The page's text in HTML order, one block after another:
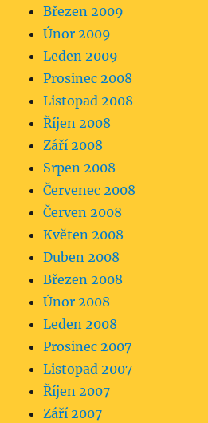
Březen 2009
Únor 2009
Leden 2009
Prosinec 2008
Listopad 2008
Říjen 2008
Září 2008
Srpen 2008
Červenec 2008
Červen 2008
Květen 2008
Duben 2008
Březen 2008
Únor 2008
Leden 2008
Prosinec 2007
Listopad 2007
Říjen 2007
Září 2007